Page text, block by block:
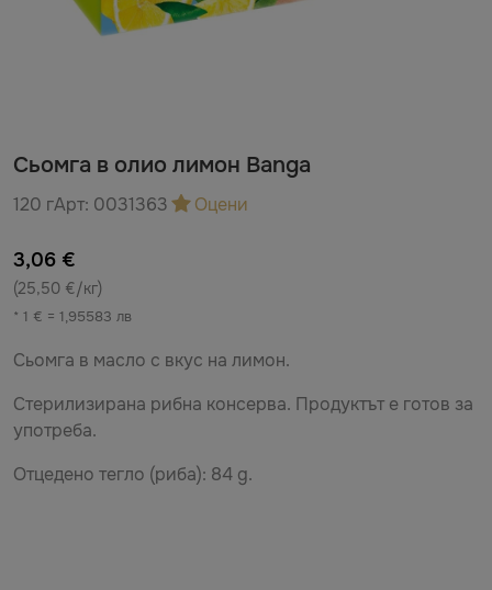
Сьомга в олио лимон Banga
120 гАрт: 0031363 Оцени
3,06 €
(25,50 €/кг)
* 1 € = 1,95583 лв
Сьомга в масло с вкус на лимон.
Стерилизирана рибна консерва. Продуктът е готов за
употреба.
Отцедено тегло (риба): 84 g.